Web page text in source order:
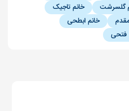
گلسرشت
خانم تاجیک
خانم ابطحی
فتحی